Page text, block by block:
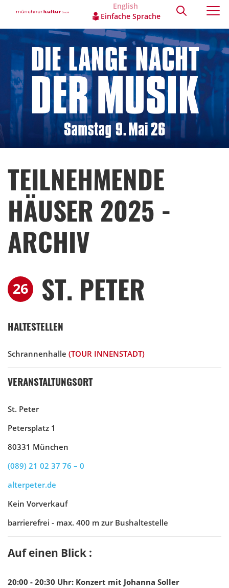
English
Einfache Sprache
TEILNEHMENDE
HÄUSER 2025 -
ARCHIV
26 ST. PETER
HALTESTELLEN
Schrannenhalle (TOUR INNENSTADT)
VERANSTALTUNGSORT
St. Peter
Petersplatz 1
80331 München
(089) 21 02 37 76 – 0
alterpeter.de
Kein Vorverkauf
barrierefrei - max. 400 m zur Bushaltestelle
Auf einen Blick :
20:00 - 20:30 Uhr: Konzert mit Johanna Soller